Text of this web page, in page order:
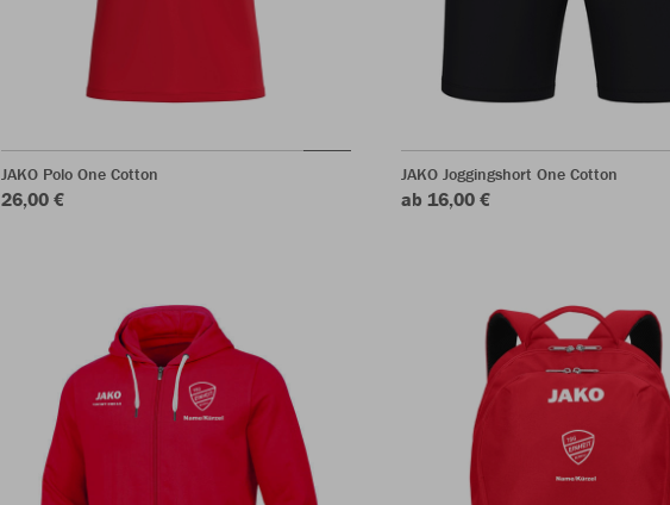
JAKO Polo One Cotton
26,00 €
JAKO Joggingshort One Cotton
ab 16,00 €